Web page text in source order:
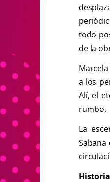
todo
de la
a los
Alí, el
rumbo.
La
Sabana